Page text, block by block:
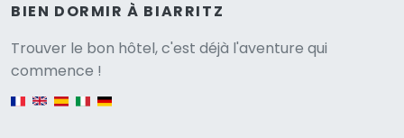
BIEN DORMIR À BIARRITZ
Trouver le bon hôtel, c'est déjà l'aventure qui
commence !
English version